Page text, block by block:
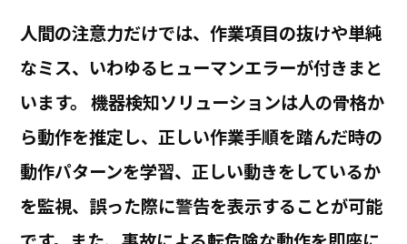
人間の注意力だけでは、作業項目の抜けや単純
なミス、いわゆるヒューマンエラーが付きまと
います。 機器検知ソリューションは人の骨格か
ら動作を推定し、正しい作業手順を踏んだ時の
動作パターンを学習、正しい動きをしているか
を監視、誤った際に警告を表示することが可能